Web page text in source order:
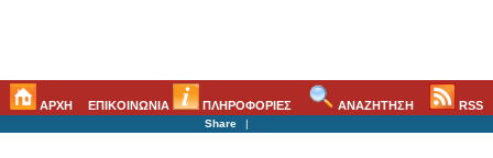
ΑΡΧΗ ΕΠΙΚΟΙΝΩΝΙΑ ΠΛΗΡΟΦΟΡΙΕΣ ΑΝΑΖΗΤΗΣΗ RSS
Share |